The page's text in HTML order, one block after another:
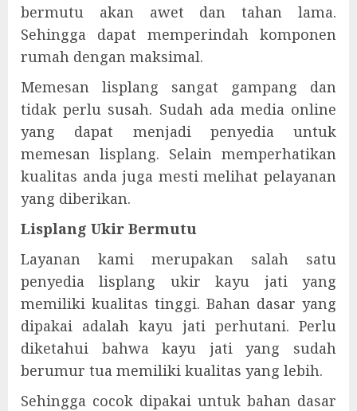
bermutu akan awet dan tahan lama.
Sehingga dapat memperindah komponen
rumah dengan maksimal.
Memesan lisplang sangat gampang dan
tidak perlu susah. Sudah ada media online
yang dapat menjadi penyedia untuk
memesan lisplang. Selain memperhatikan
kualitas anda juga mesti melihat pelayanan
yang diberikan.
Lisplang Ukir Bermutu
Layanan kami merupakan salah satu
penyedia lisplang ukir kayu jati yang
memiliki kualitas tinggi. Bahan dasar yang
dipakai adalah kayu jati perhutani. Perlu
diketahui bahwa kayu jati yang sudah
berumur tua memiliki kualitas yang lebih.
Sehingga cocok dipakai untuk bahan dasar